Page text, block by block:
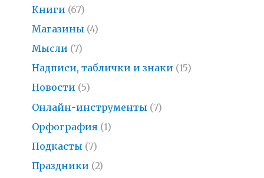
Книги (67)
Магазины (4)
Мысли (7)
Надписи, таблички и знаки (15)
Новости (5)
Онлайн-инструменты (7)
Орфография (1)
Подкасты (7)
Праздники (2)